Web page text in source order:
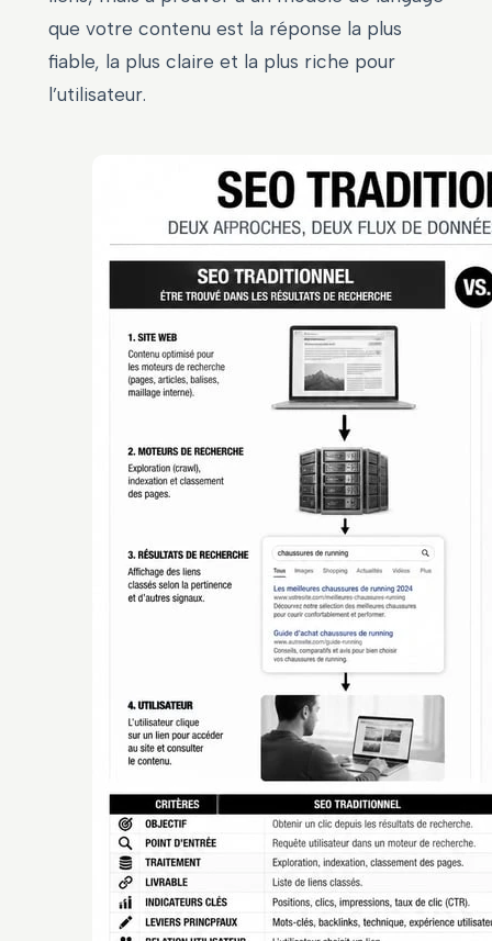
que votre contenu est la réponse la plus
fiable, la plus claire et la plus riche pour
l’utilisateur.